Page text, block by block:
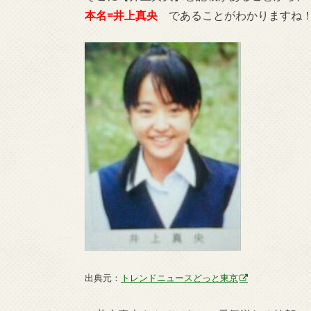
本名=井上真央 であることがわかりますね
出典元： トレンドニュースどっと東京